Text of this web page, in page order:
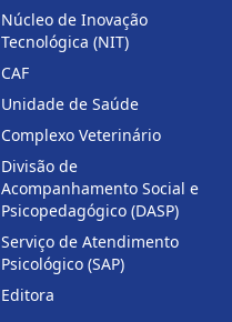
Núcleo de Inovação
Tecnológica (NIT)
CAF
Unidade de Saúde
Complexo Veterinário
Divisão de
Acompanhamento Social e
Psicopedagógico (DASP)
Serviço de Atendimento
Psicológico (SAP)
Editora